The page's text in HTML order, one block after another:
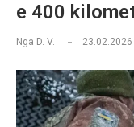
e 400
Nga D. V.